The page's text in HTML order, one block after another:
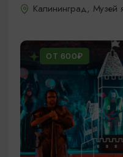
Калининград, Музей
ОТ 600₽